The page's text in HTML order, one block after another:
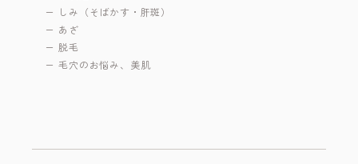
しみ（そばかす・肝斑）
あざ
脱毛
毛穴のお悩み、美肌